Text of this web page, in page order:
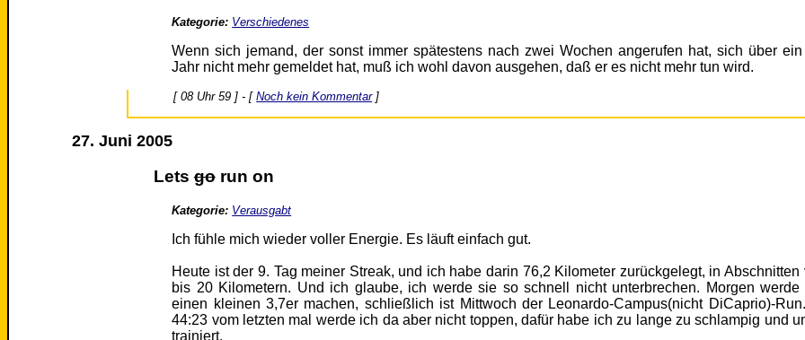
Kategorie: Verschiedenes
Wenn sich jemand, der sonst immer spätestens nach zwei Wochen angerufen hat, sich über
Jahr nicht mehr gemeldet hat, muß ich wohl davon ausgehen, daß er es nicht mehr tun wird.
[ 08 Uhr 59 ] - [Noch kein Kommentar]
27. Juni 2005
Letsgorun on
Kategorie: Verausgabt
Ich fühle mich wieder voller Energie. Es läuft einfach gut.
Heute ist der 9. Tag meiner Streak, und ich habe darin 76,2 Kilometer zurückgelegt, in Abschnitten
bis 20 Kilometern. Und ich glaube, ich werde sie so schnell nicht unterbrechen. Morgen werde
einen kleinen 3,7er machen, schließlich ist Mittwoch der Leonardo-Campus(nicht DiCaprio)-
44:23 vom letzten mal werde ich da aber nicht toppen, dafür habe ich zu lange zu schlampig und
trainiert.